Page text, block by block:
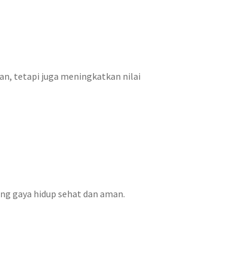
tetapi juga meningkatkan nilai
gaya hidup sehat dan aman.